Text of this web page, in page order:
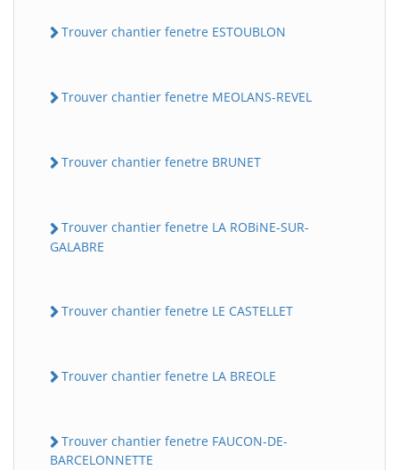
Trouver chantier fenetre ESTOUBLON
Trouver chantier fenetre MEOLANS-REVEL
Trouver chantier fenetre BRUNET
Trouver chantier fenetre LA ROBiNE-SUR-
GALABRE
Trouver chantier fenetre LE CASTELLET
Trouver chantier fenetre LA BREOLE
Trouver chantier fenetre FAUCON-DE-
BARCELONNETTE